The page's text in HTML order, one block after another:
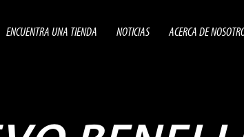
ENCUENTRA UNA TIENDA NOTICIAS ACERCA DE